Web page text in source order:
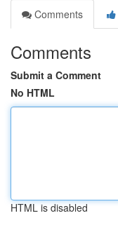
Comments
Comments
Submit a Comment
No HTML
HTML is disabled